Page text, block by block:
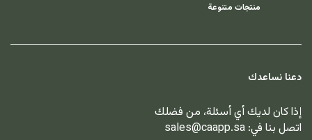
منتجات متنوعة
دعنا نساعدك
إذا كان لديك أي أسئلة، من فضلك
اتصل بنا في: sales@caapp.sa